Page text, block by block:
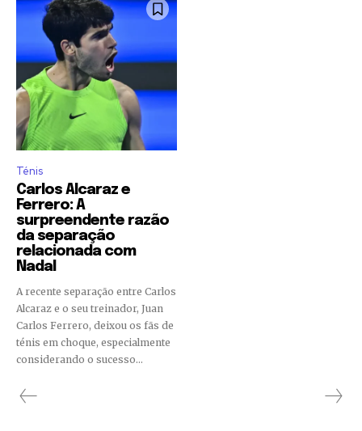
Ténis
Carlos Alcaraz e
Ferrero: A
surpreendente razão
da separação
relacionada com
Nadal
A recente separação entre Carlos
Alcaraz e o seu treinador, Juan
Carlos Ferrero, deixou os fãs de
ténis em choque, especialmente
considerando o sucesso...